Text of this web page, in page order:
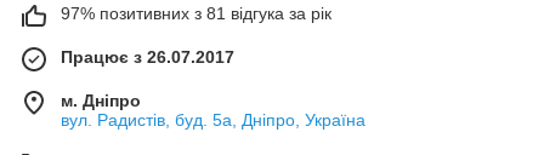
97% позитивних з 81 відгука за рік
Працює з 26.07.2017
м. Дніпро
вул. Радистів, буд. 5а, Дніпро, Україна